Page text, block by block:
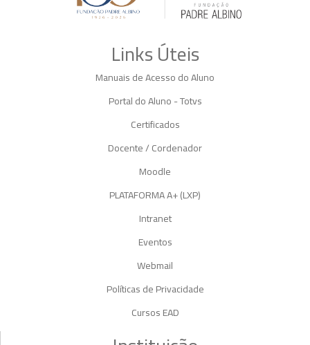
Links Úteis
Manuais de Acesso do Aluno
Portal do Aluno - Totvs
Certificados
Docente / Cordenador
Moodle
PLATAFORMA A+ (LXP)
Intranet
Eventos
Webmail
Políticas de Privacidade
Cursos EAD